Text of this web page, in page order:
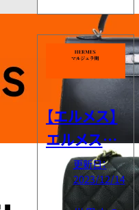
アをアイ
コンのよう
に取り入
れていま
す。 […]
に巻けて
いますか？
お洒落な
アイテム
としてエ
ルメスの
スカーフ
やスカー
フリングを
使ってい
る人は多
いです。 し
【エルメス】
エルメスの
マルジェラ
期とは？
更新日：
2023/12/14